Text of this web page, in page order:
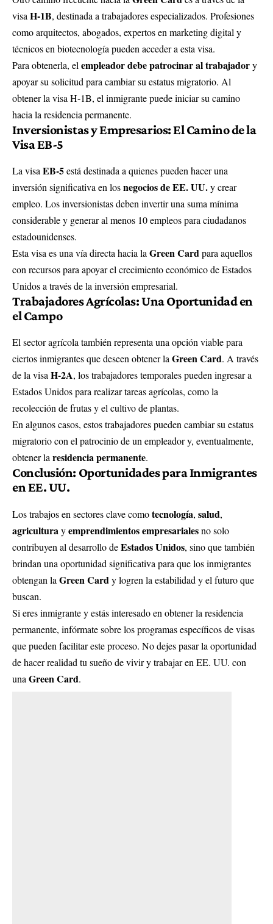
visaH-1B, destinada a trabajadores especializados. Profesiones
como arquitectos, abogados, expertos en marketing digital y
técnicos en biotecnología pueden acceder a esta visa.
Para obtenerla, elempleador debe patrocinar al trabajadory
apoyar su solicitud para cambiar su estatus migratorio. Al
obtener la visa H-1B, el inmigrante puede iniciar su camino
hacia la residencia permanente.
Inversionistas y Empresarios: El Camino de la
Visa EB-5
La visaEB-5está destinada a quienes pueden hacer una
inversión significativa en losnegocios de EE. UU.y crear
empleo. Los inversionistas deben invertir una suma mínima
considerable y generar al menos 10 empleos para ciudadanos
estadounidenses.
Esta visa es una vía directa hacia laGreen Cardpara aquellos
con recursos para apoyar el crecimiento económico de Estados
Unidos a través de la inversión empresarial.
Trabajadores Agrícolas: Una Oportunidad en
el Campo
El sector agrícola también representa una opción viable para
ciertos inmigrantes que deseen obtener laGreen Card. A través
de la visaH-2A, los trabajadores temporales pueden ingresar a
Estados Unidos para realizar tareas agrícolas, como la
recolección de frutas y el cultivo de plantas.
En algunos casos, estos trabajadores pueden cambiar su estatus
migratorio con el patrocinio de un empleador y, eventualmente,
obtener laresidencia permanente.
Conclusión: Oportunidades para Inmigrantes
en EE. UU.
Los trabajos en sectores clave comotecnología, salud,
agricultura yemprendimientos empresarialesno solo
contribuyen al desarrollo deEstados Unidos, sino que también
brindan una oportunidad significativa para que los inmigrantes
obtengan la Green Card y logren la estabilidad y el futuro que
buscan.
Si eres inmigrante y estás interesado en obtener la residencia
permanente, infórmate sobre los programas específicos de visas
que pueden facilitar este proceso. No dejes pasar la oportunidad
de hacer realidad tu sueño de vivir y trabajar en EE. UU. con
una Green Card.